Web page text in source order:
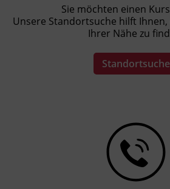
Sie möchten einen
Unsere Standortsuche hilft Ihnen,
Ihrer Nähe zu
Standortsuche